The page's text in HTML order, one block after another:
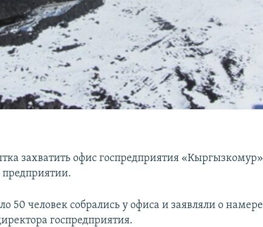
захватить офис госпредприятия
50 человек собрались у офиса и заявляли о
госпредприятия.